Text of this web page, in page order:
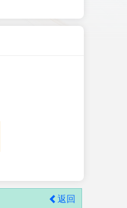
返回